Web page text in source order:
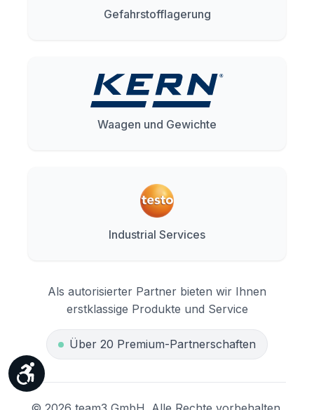
Gefahrstofflagerung
Waagen und Gewichte
Industrial Services
Als autorisierter Partner bieten wir Ihnen
erstklassige Produkte und Service
Über 20 Premium-Partnerschaften
Werkzeugleiste anzeigen